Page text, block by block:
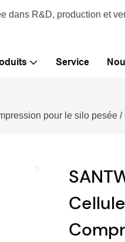
dans R&D, production et
Service
pour le silo pesée